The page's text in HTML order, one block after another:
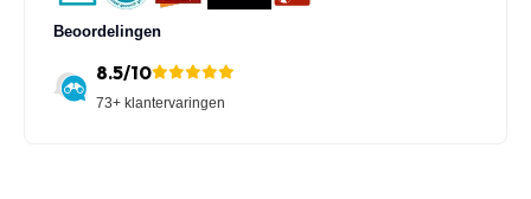
Beoordelingen
8.5/10
73+ klantervaringen